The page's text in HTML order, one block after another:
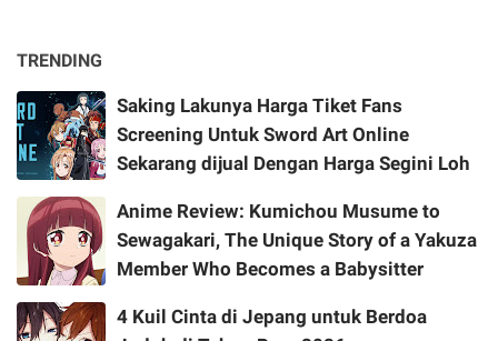
TRENDING
Saking Lakunya Harga Tiket Fans
Screening Untuk Sword Art Online
Sekarang dijual Dengan Harga Segini Loh
Anime Review: Kumichou Musume to
Sewagakari, The Unique Story of a Yakuza
Member Who Becomes a Babysitter
4 Kuil Cinta di Jepang untuk Berdoa